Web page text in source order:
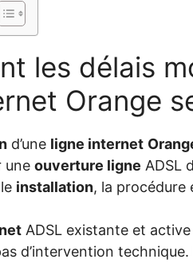
les délais
Orange
d’une ligne internet
une ouverture ligne ADSL
installation, la procédure
ADSL existante et
d’intervention